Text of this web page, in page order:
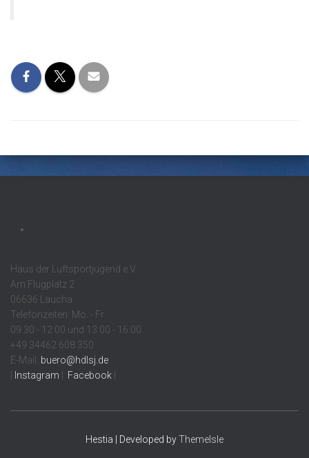
Haus der Luftsportjugend e.V.
Am Flugplatz 2
06636 Laucha
Telefonzeiten: Mo. - Fr.
09:30 - 12:00 und 13:00 - 16:00
+49 34462 608 350
E-Mail: buero@hdlsj.de
Instagram Facebook
Hestia | Developed byThemeIsle